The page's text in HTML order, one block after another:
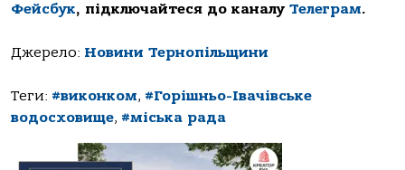
Фейсбук, підключайтеся до каналу Телеграм.
Джерело: Новини Тернопільщини
Теги: #виконком, #Горішньо-Івачівське
водосховище, #міська рада